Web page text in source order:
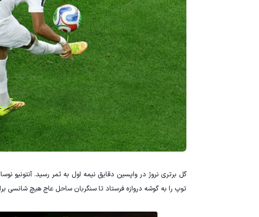
گل برتری نروژ در واپسین دقایق نیمه اول به ثمر رسید.
توپ را به گوشه دروازه فرستاد تا سنگربان ساحل عاج هیچ شانسی